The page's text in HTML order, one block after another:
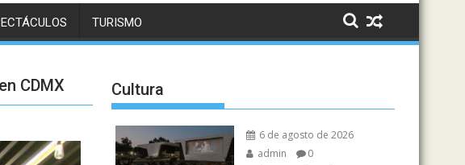
TURISMO
CDMX Cultura
6 de agosto de 2026
admin
0